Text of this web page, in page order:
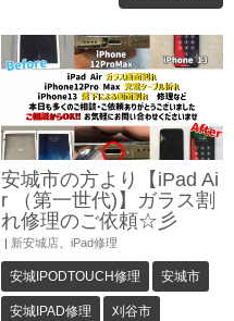
安城市の方より【iPad Ai
r （第一世代)】ガラス割
れ修理のご依頼☆彡
新安城店 iPad修理
安城IPODTOUCH修理 安城市
安城IPAD修理 刈谷市